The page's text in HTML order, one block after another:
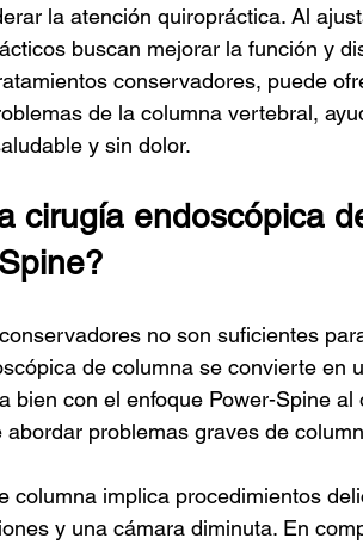
la atención quiropráctica. Al
buscan mejorar la función y
conservadores, puede
de la columna vertebral,
y sin dolor.
cirugía endoscópica
no son suficientes
de columna se convierte en
bien con el enfoque Power-Spine al
problemas graves de
columna implica procedimientos
y una cámara diminuta. En